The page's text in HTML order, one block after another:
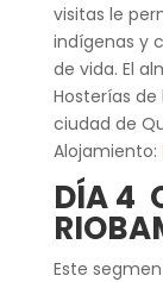
visitas le
indígenas y
de vida. El
Hosterías
ciudad de
Alojamiento:
DÍA 4
Este